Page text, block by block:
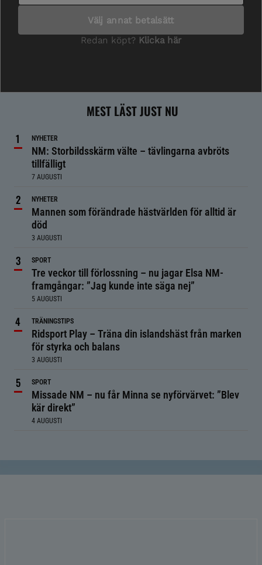
MEST LÄST JUST NU
NYHETER
NM: Storbildsskärm välte – tävlingarna avbröts
tillfälligt
7 AUGUSTI
NYHETER
Mannen som förändrade hästvärlden för alltid är
död
3 AUGUSTI
SPORT
Tre veckor till förlossning – nu jagar Elsa NM-
framgångar: ”Jag kunde inte säga nej”
5 AUGUSTI
TRÄNINGSTIPS
Ridsport Play – Träna din islandshäst från marken
för styrka och balans
3 AUGUSTI
SPORT
Missade NM – nu får Minna se nyförvärvet: ”Blev
kär direkt”
4 AUGUSTI